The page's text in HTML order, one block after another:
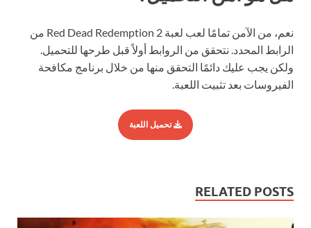
نعم، من الآمن تمامًا لعب لعبة Red Dead Redemption 2 من
الرابط المحدد. نتحقق من الروابط أولاً قبل طرحها للتحميل.
ولكن يجب عليك دائمًا التحقق منها من خلال برنامج مكافحة
الفيروسات بعد تثبيت اللعبة.
تحميل اللعبة
RELATED POSTS